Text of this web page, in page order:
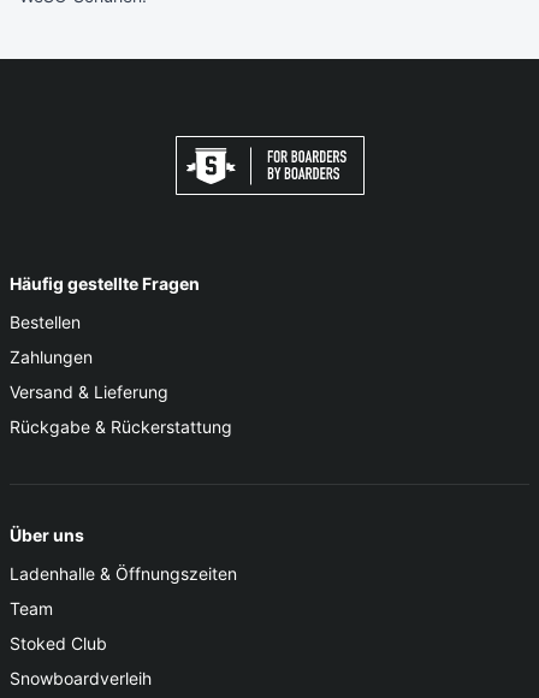
Häufig gestellte Fragen
Bestellen
Zahlungen
Versand & Lieferung
Rückgabe & Rückerstattung
Über uns
Ladenhalle & Öffnungszeiten
Team
Stoked Club
Snowboardverleih